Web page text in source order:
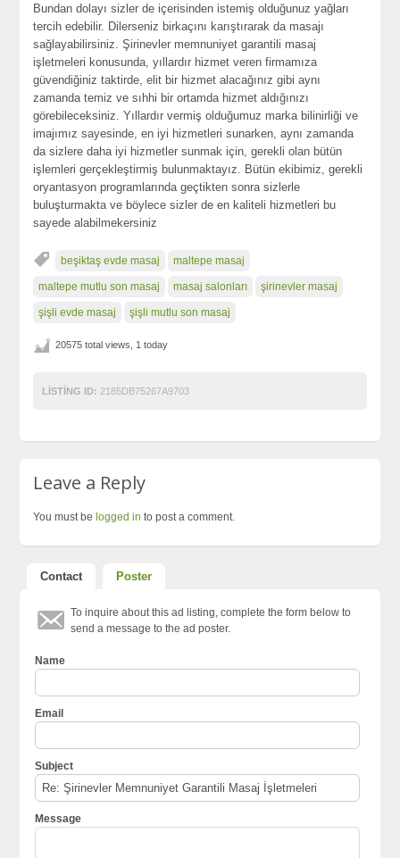
Bundan dolayı sizler de içerisinden istemiş olduğunuz yağları
tercih edebilir. Dilerseniz birkaçını karıştırarak da masajı
sağlayabilirsiniz. Şirinevler memnuniyet garantili masaj
işletmeleri konusunda, yıllardır hizmet veren firmamıza
güvendiğiniz taktirde, elit bir hizmet alacağınız gibi aynı
zamanda temiz ve sıhhi bir ortamda hizmet aldığınızı
görebileceksiniz. Yıllardır vermiş olduğumuz marka bilinirliği ve
imajımız sayesinde, en iyi hizmetleri sunarken, aynı zamanda
da sizlere daha iyi hizmetler sunmak için, gerekli olan bütün
işlemleri gerçekleştirmiş bulunmaktayız. Bütün ekibimiz, gerekli
oryantasyon programlarında geçtikten sonra sizlerle
buluşturmakta ve böylece sizler de en kaliteli hizmetleri bu
sayede alabilmekersiniz
beşiktaş evde masaj maltepe masaj
maltepe mutlu son masaj masaj salonları şirinevler masaj
şişli evde masaj şişli mutlu son masaj
20575 total views, 1 today
LISTING ID: 2185DB75267A9703
Leave a Reply
You must belogged in to post a comment.
Contact Poster
To inquire about this ad listing, complete the form below to
send a message to the ad poster.
Name
Email
Subject
Message